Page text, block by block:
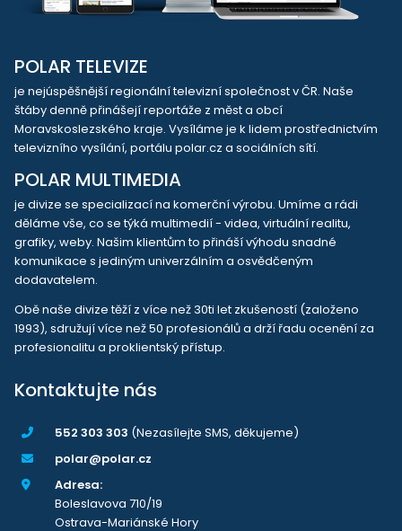
POLAR TELEVIZE
je nejúspěšnější regionální televizní společnost v ČR. Naše
štáby denně přinášejí reportáže z měst a obcí
Moravskoslezského kraje. Vysíláme je k lidem prostřednictvím
televizního vysílání, portálu polar.cz a sociálních sítí.
POLAR MULTIMEDIA
je divize se specializací na komerční výrobu. Umíme a rádi
děláme vše, co se týká multimedií - videa, virtuální realitu,
grafiky, weby. Našim klientům to přináší výhodu snadné
komunikace s jediným univerzálním a osvědčeným
dodavatelem.
Obě naše divize těží z více než 30ti let zkušeností (založeno
1993), sdružují více než 50 profesionálů a drží řadu ocenění za
profesionalitu a proklientský přístup.
Kontaktujte nás
552 303 303 (Nezasílejte SMS, děkujeme)
polar@polar.cz
Adresa:
Boleslavova 710/19
Ostrava-Mariánské Hory